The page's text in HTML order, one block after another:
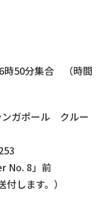
時50分集合 （時間
ンガポール クルー
No. 8」前
します。）